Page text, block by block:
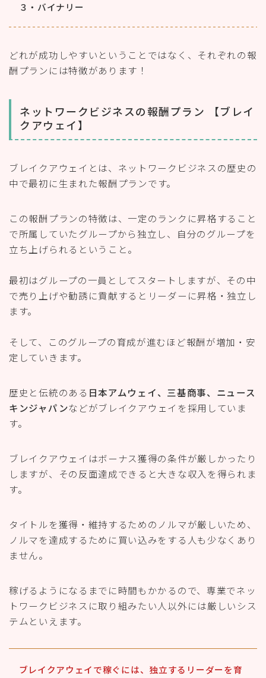
３・バイナリー
どれが成功しやすいということではなく、それぞれの報
酬プランには特徴があります！
ネットワークビジネスの報酬プラン 【ブレイ
クアウェイ】
ブレイクアウェイとは、ネットワークビジネスの歴史の
中で最初に生まれた報酬プランです。
この報酬プランの特徴は、一定のランクに昇格すること
で所属していたグループから独立し、自分のグループを
立ち上げられるということ。
最初はグループの一員としてスタートしますが、その中
で売り上げや勧誘に貢献するとリーダーに昇格・独立し
ます。
そして、このグループの育成が進むほど報酬が増加・安
定していきます。
歴史と伝統のある 日本アムウェイ、三基商事、ニュース
キンジャパンなどがブレイクアウェイを採用していま
す。
ブレイクアウェイはボーナス獲得の条件が厳しかったり
しますが、その反面達成できると大きな収入を得られま
す。
タイトルを獲得・維持するためのノルマが厳しいため、
ノルマを達成するために買い込みをする人も少なくあり
ません。
稼げるようになるまでに時間もかかるので、専業でネッ
トワークビジネスに取り組みたい人以外には厳しいシス
テムといえます。
ブレイクアウェイで稼ぐには、独立するリーダーを育